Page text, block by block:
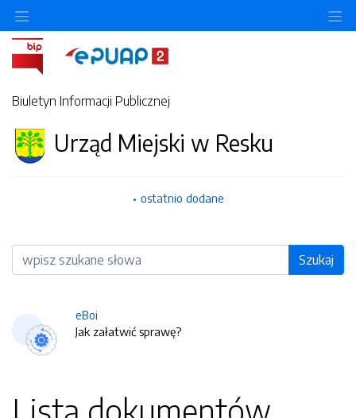
Biuletyn Informacji Publicznej
Urząd Miejski w Resku
ostatnio dodane
Wyszukiwarka Szukaj
eBoi
Jak załatwić sprawę?
Lista dokumentów